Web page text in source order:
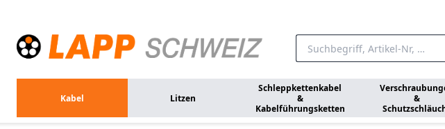
Kabel Litzen
Schleppkettenkabel
&
Kabelführungsketten
&